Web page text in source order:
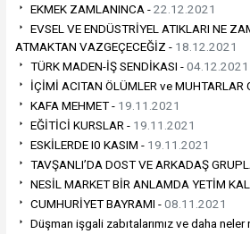
EKMEK ZAMLANINCA -22.12.2021
EVSEL VE ENDÜSTRİYEL ATIKLARI NE
ATMAKTAN VAZGEÇECEĞİZ - 18.12.2021
TÜRK MADEN-İŞ SENDİKASI -04.12.2021
İÇİMİ ACITAN ÖLÜMLER ve MUHTARLAR
KAFA MEHMET - 19.11.2021
EĞİTİCİ KURSLAR - 19.11.2021
ESKİLERDE I0 KASIM - 19.11.2021
TAVŞANLI’DA DOST VE ARKADAŞ
NESİL MARKET BİR ANLAMDA YETİM
CUMHURİYET BAYRAMI -08.11.2021
Düşman işgali zabıtalarımız ve daha neler